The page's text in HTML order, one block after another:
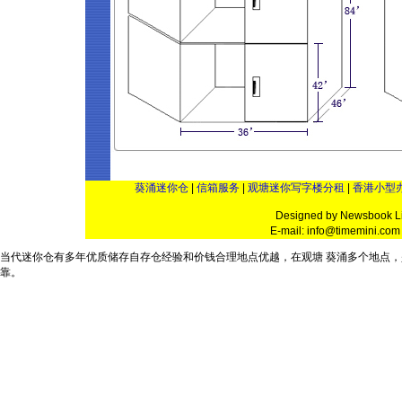
葵涌迷你仓| 信箱服务| 观塘迷你写字楼分租 香港小型
Designed by Newsbook
E-mail:
当代迷你仓有多年优质储存自存仓经验和价钱合理地点优越，在观塘 葵涌多个地点
靠。